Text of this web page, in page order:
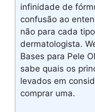
infinidade de
confusão ao
não para cada
dermatologista.
Bases para Pele
sabe quais os
levados em
comprar uma.